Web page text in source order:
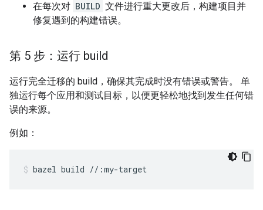
在每次对 BUILD 文件进行重大更改后，构建项目并
修复遇到的构建错误。
第 5 步：运行 build
运行完全迁移的 build，确保其完成时没有错误或警告。 单
独运行每个应用和测试目标，以便更轻松地找到发生任何错
误的来源。
例如：
bazel build //:my-target